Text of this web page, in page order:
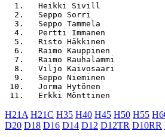
1.   Heikki Sivill
2.   Seppo Sorri
3.   Seppo Tammela
4.   Pertti Immanen
5.   Risto Häkkinen
6.   Raimo Kauppinen
7.   Raimo Rauhalammi
8.   Viljo Kaivosaari
9.   Seppo Nieminen
10.   Jorma Hytönen
H21A H21C H35 H40 H45 H50 H55
D20 D18 D16 D14 D12 D12TR D10RR